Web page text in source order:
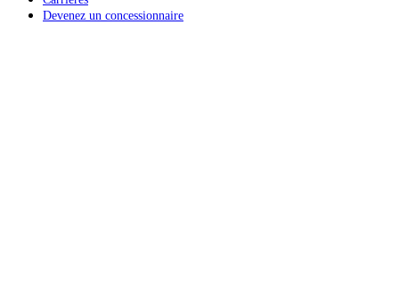
Devenez un concessionnaire